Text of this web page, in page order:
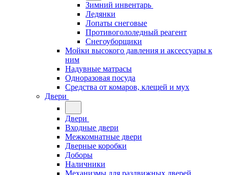
Зимний инвентарь
Ледянки
Лопаты снеговые
Противогололедный реагент
Снегоуборщики
Мойки высокого давления и аксессуары к
ним
Надувные матрасы
Одноразовая посуда
Средства от комаров, клещей и мух
Двери
Двери
Входные двери
Межкомнатные двери
Дверные коробки
Доборы
Наличники
Механизмы для раздвижных дверей